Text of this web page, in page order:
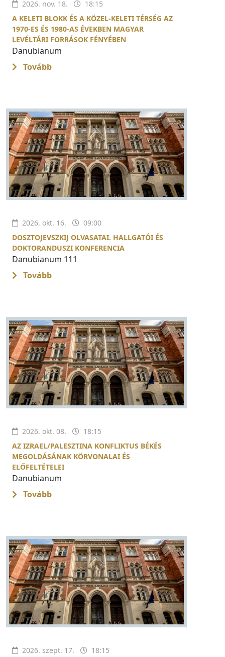
2026. nov. 18.
18:15
A KELETI BLOKK ÉS A KÖZEL-KELETI TÉRSÉG AZ
1970-ES ÉS 1980-AS ÉVEKBEN MAGYAR
LEVÉLTÁRI FORRÁSOK FÉNYÉBEN
Danubianum
Tovább
2026. okt. 16.
09:00
DOSZTOJEVSZKIJ OLVASATAI. HALLGATÓI ÉS
DOKTORANDUSZI KONFERENCIA
Danubianum 111
Tovább
2026. okt. 08.
18:15
AZ IZRAEL/PALESZTINA KONFLIKTUS BÉKÉS
MEGOLDÁSÁNAK KÖRVONALAI ÉS
ELŐFELTÉTELEI
Danubianum
Tovább
2026. szept. 17. 18:15